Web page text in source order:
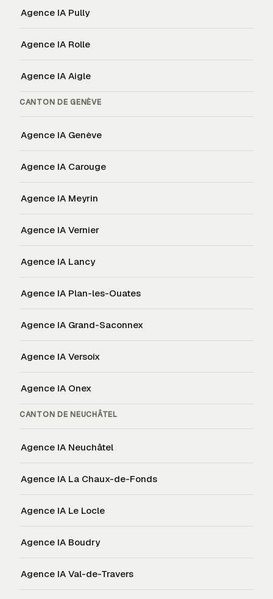
Agence IA Pully
Agence IA Rolle
Agence IA Aigle
CANTON DEGENÈVE
Agence IA Genève
Agence IA Carouge
Agence IA Meyrin
Agence IA Vernier
Agence IA Lancy
Agence IA Plan-les-Ouates
Agence IA Grand-Saconnex
Agence IA Versoix
Agence IA Onex
CANTON DENEUCHÂTEL
Agence IA Neuchâtel
Agence IA La Chaux-de-Fonds
Agence IA Le Locle
Agence IA Boudry
Agence IA Val-de-Travers